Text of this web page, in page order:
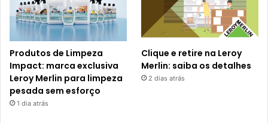
Produtos de Limpeza
Impact: marca exclusiva
Leroy Merlin para limpeza
pesada sem esforço
1 dia atrás
Clique e retire na Leroy
Merlin: saiba os detalhes
2 dias atrás